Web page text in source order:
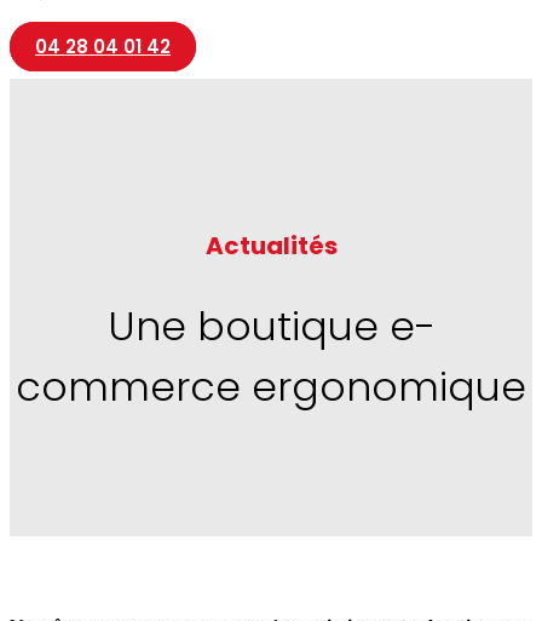
04 28 04 01 42
Actualités
Une boutique e-
commerce ergonomique